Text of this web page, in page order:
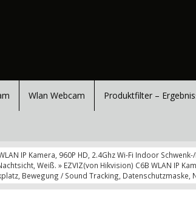
Wlan Webcam Produktfilter –
IP Kamera, 960P HD, 2.4Ghz Wi-Fi Indoor
Weiß. » EZVIZ(von Hikvision) C6B WLAN IP
Bewegung / Sound Tracking, Datenschutzmaske,